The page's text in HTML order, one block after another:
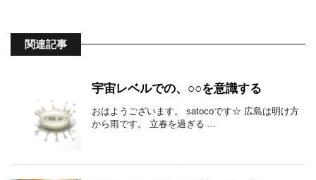
関連記事
宇宙レベルでの、○○を意識する
おはようございます。 satocoです☆ 広島は明け方
から雨です。 立春を過ぎる ...